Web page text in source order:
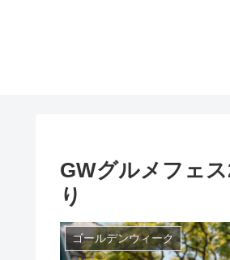
GWグルメフェ
り
ゴールデンウィーク